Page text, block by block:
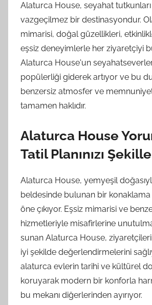
Alaturca House, seyahat
vazgeçilmez bir destinasyondur.
mimarisi, doğal güzellikleri,
eşsiz deneyimlerle her ziyaretçiyi
Alaturca House'un
popülerliği giderek artıyor ve bu
benzersiz atmosfer ve
tamamen haklıdır.
Alaturca House
Tatil Planınızı
Alaturca House, yemyeşil
beldesinde bulunan bir
öne çıkıyor. Eşsiz mimarisi ve
hizmetleriyle misafirlerine
sunan Alaturca House,
iyi şekilde değerlendirmelerini
alaturca evlerin tarihi ve kültürel
koruyarak modern bir konforla
bu mekanı diğerlerinden ayırıyor.